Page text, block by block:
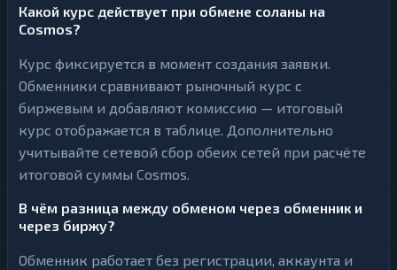
Какой курс действует при обмене соланы на
Cosmos?
Курс фиксируется в момент создания заявки.
Обменники сравнивают рыночный курс с
биржевым и добавляют комиссию — итоговый
курс отображается в таблице. Дополнительно
учитывайте сетевой сбор обеих сетей при расчёте
итоговой суммы Cosmos.
В чём разница между обменом через обменник и
через биржу?
Обменник работает без регистрации, аккаунта и